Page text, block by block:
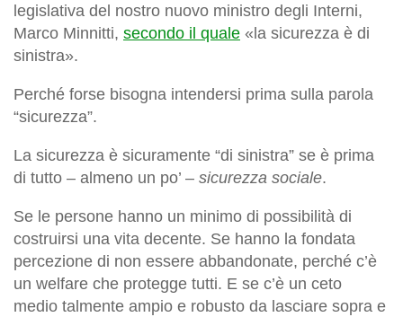
legislativa del nostro nuovo ministro degli Interni,
Marco Minnitti, secondo il quale «la sicurezza è di
sinistra».
Perché forse bisogna intendersi prima sulla parola
“sicurezza”.
La sicurezza è sicuramente “di sinistra” se è prima
di tutto – almeno un po’ – sicurezza sociale.
Se le persone hanno un minimo di possibilità di
costruirsi una vita decente. Se hanno la fondata
percezione di non essere abbandonate, perché c’è
un welfare che protegge tutti. E se c’è un ceto
medio talmente ampio e robusto da lasciare sopra e